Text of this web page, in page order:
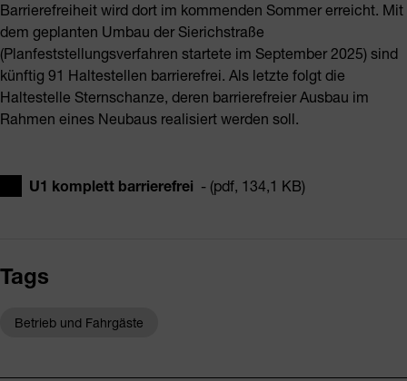
Barrierefreiheit wird dort im kommenden Sommer erreicht. Mit
dem geplanten Umbau der Sierichstraße
(Planfeststellungsverfahren startete im September 2025) sind
künftig 91 Haltestellen barrierefrei. Als letzte folgt die
Haltestelle Sternschanze, deren barrierefreier Ausbau im
Rahmen eines Neubaus realisiert werden soll.
U1 komplett barrierefrei - (pdf, 134,1 KB)
Tags
Betrieb und Fahrgäste